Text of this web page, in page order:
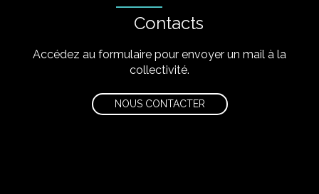
Contacts
Accédez au formulaire pour envoyer un mail à la
collectivité.
NOUS CONTACTER